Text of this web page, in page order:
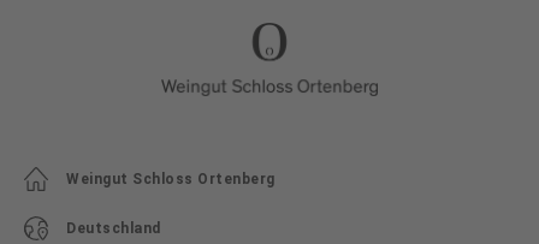
Weingut Schloss Ortenberg
Deutschland